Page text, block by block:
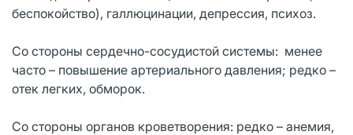
беспокойство), галлюцинации, депрессия, психоз.
Со стороны сердечно-сосудистой системы: менее
часто – повышение артериального давления; редко –
отек легких, обморок.
Со стороны органов кроветворения: редко – анемия,